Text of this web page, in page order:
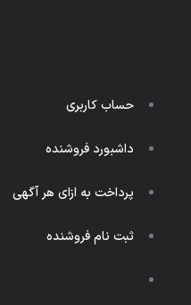
حساب کاربری
داشبورد فروشنده
پرداخت به ازای هر آگهی
ثبت نام فروشنده